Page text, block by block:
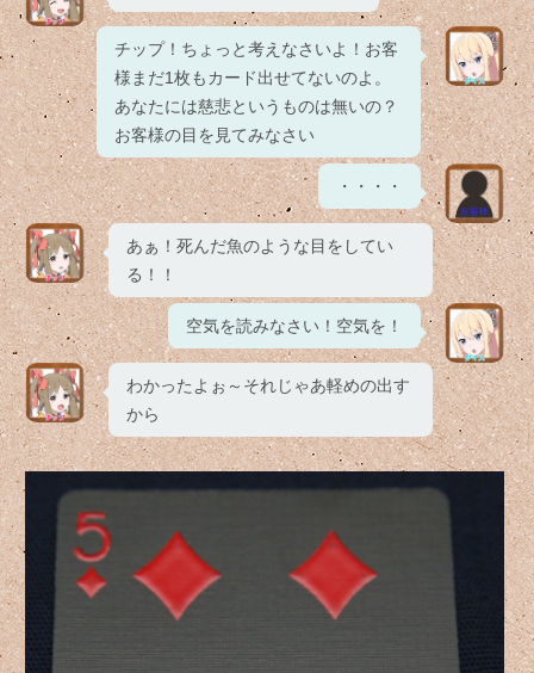
チップ！ちょっと考えなさいよ！お客
様まだ1枚もカード出せてないのよ。
あなたには慈悲というものは無いの？
お客様の目を見てみなさい
・・・・
あぁ！死んだ魚のような目をしてい
る！！
空気を読みなさい！空気を！
わかったよぉ～それじゃあ軽めの出す
から